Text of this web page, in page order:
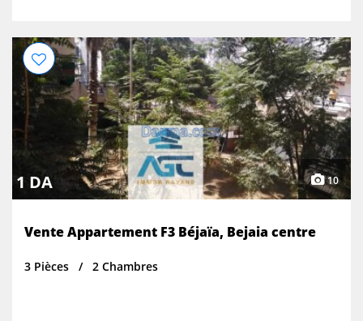
1 DA 10
Vente Appartement F3 Béjaïa, Bejaia centre
3 Pièces 2 Chambres